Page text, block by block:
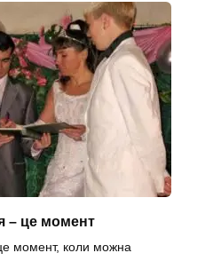
– це момент
момент, коли можна